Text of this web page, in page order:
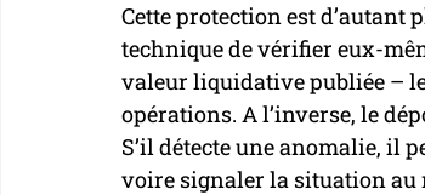
Cette protection est d’autant
technique de vérifier eux-
valeur liquidative publiée –
opérations. A l’inverse, le
S’il détecte une anomalie, il
voire signaler la situation au